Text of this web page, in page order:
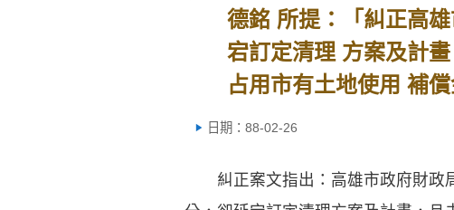
德銘 所提：「糾正高
宕訂定清理 方案及計
占用市有土地使用 補
日期：88-02-26
糾正案文指出：高雄市政府財政